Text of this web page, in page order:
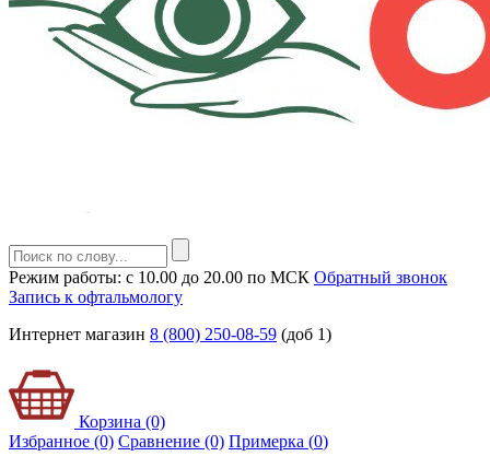
Режим работы: с 10.00 до 20.00 по МСК Обратный звонок
Запись к офтальмологу
Интернет магазин 8 (800) 250-08-59 (доб 1)
Корзина (0)
Избранное (0) Сравнение (0) Примерка (0)